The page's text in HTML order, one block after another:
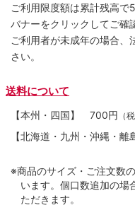
ご利用限度額は累計残高
バナーをクリックしてご確
ご利用者が未成年の場合、
さい。
送料について
【本州・四国】 700円 （
【北海道・九州・沖縄・
※商品のサイズ・ご注文数
います。個口数追加の
ただきます。